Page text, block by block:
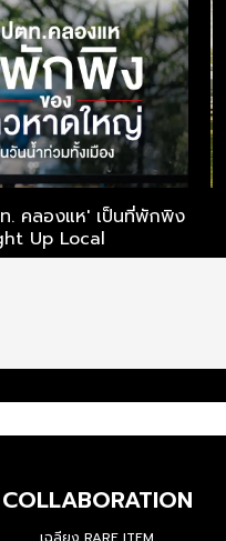
. คลองแห' เป็นที่พักพิง
Up Local
COLLABORATION